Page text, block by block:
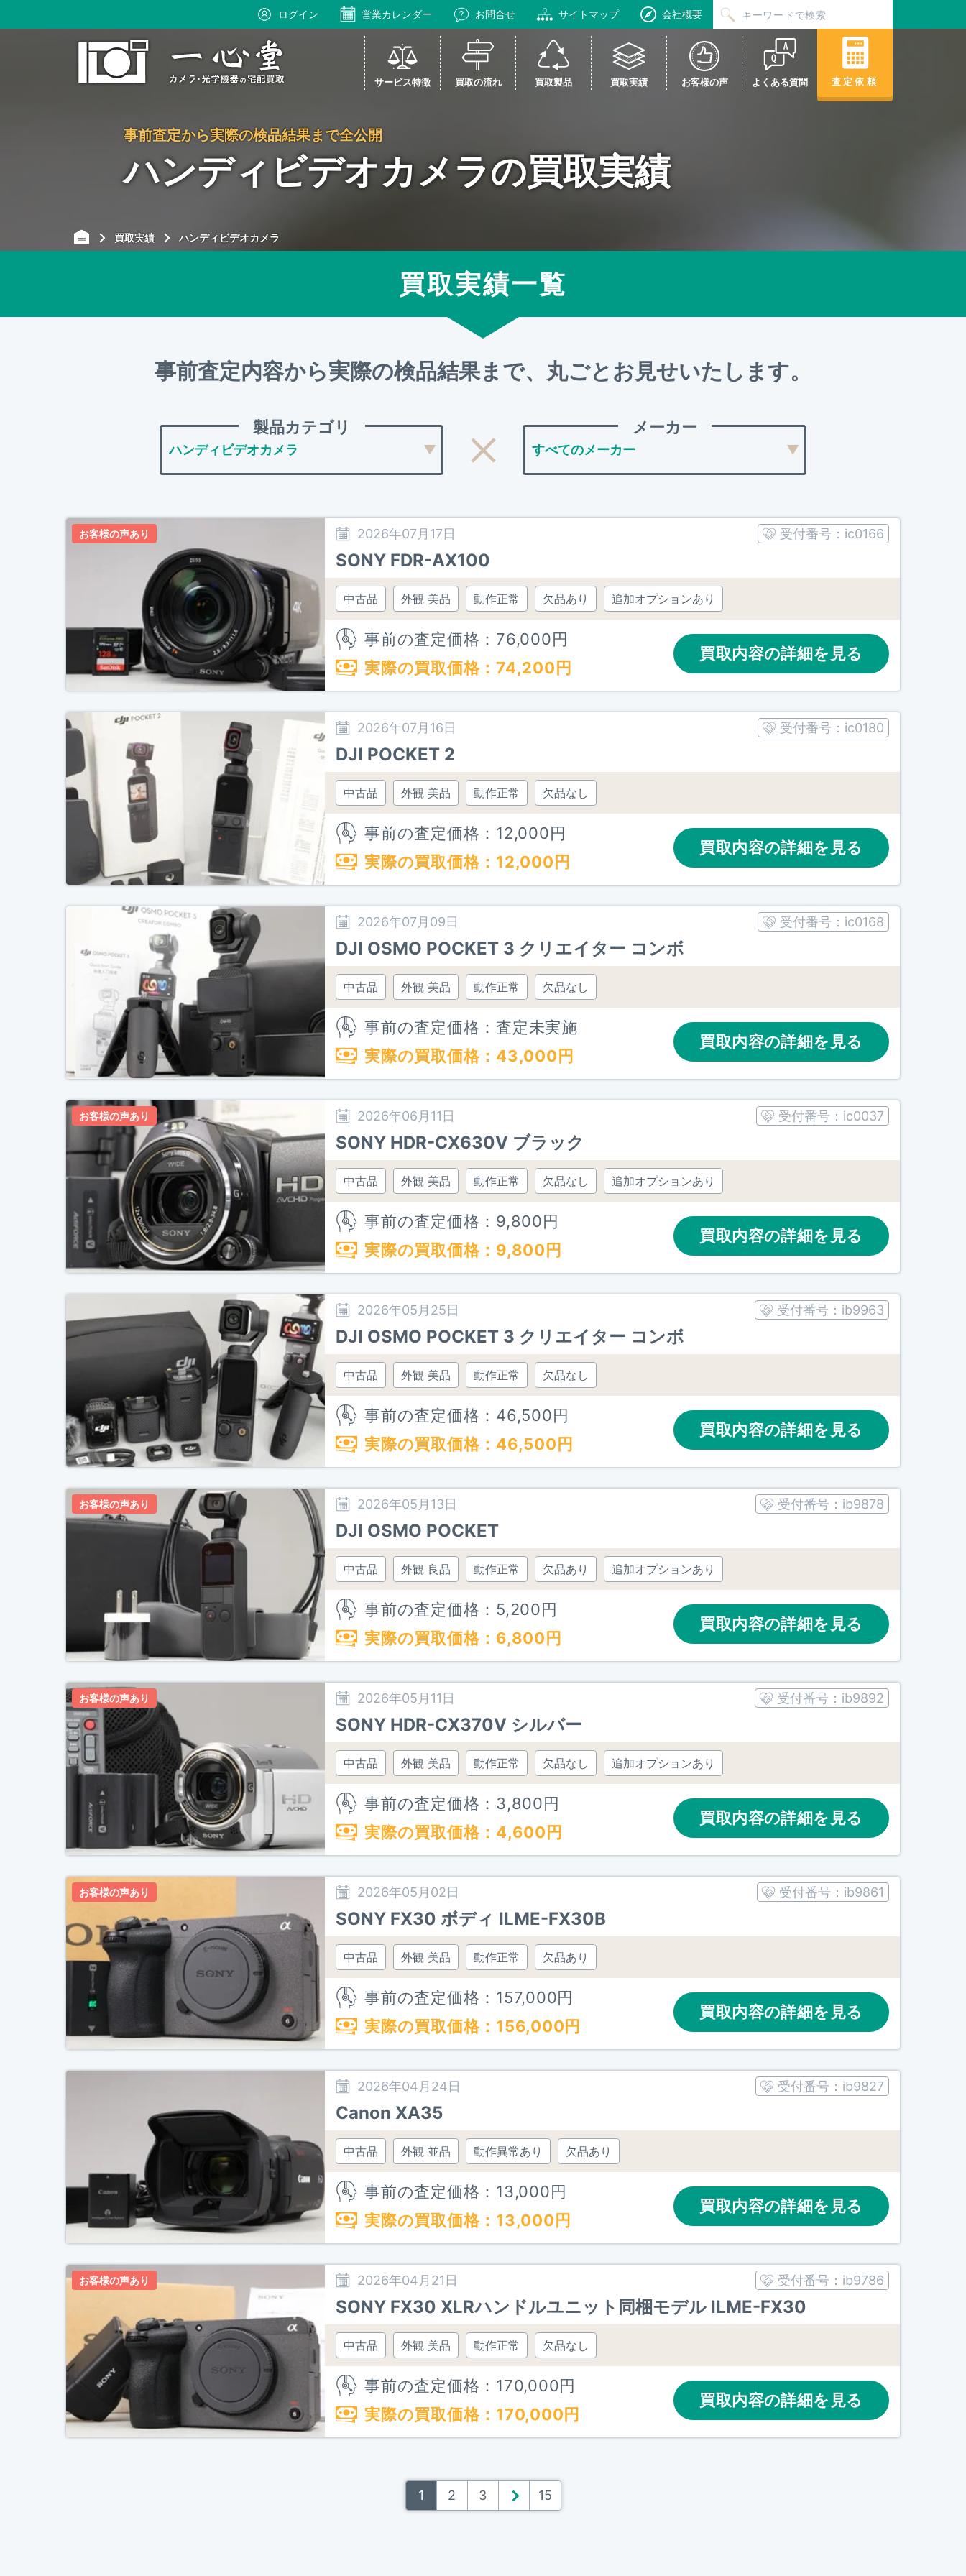
ログイン 営業カレンダー お問合せ サイトマップ 会社概要
サービス特徴 買取の流れ 買取製品 買取実績 お客様の声 よくある質問 査定依頼
事前査定から実際の検品結果まで全公開
ハンディビデオカメラの買取実績
買取実績 ハンディビデオカメラ
買取実績一覧
事前査定内容から実際の検品結果まで、 丸ごとお見せいたします。
製品カテゴリ メーカー
お客様の声あり 2026年07月17日 受付番号： ic0166
SONY FDR-AX100
中古品 外観 美品 動作正常 欠品あり 追加オプションあり
事前の査定価格： 76,000円
実際の買取価格： 74,200円
買取内容の詳細を見る
2026年07月16日 受付番号： ic0180
DJI POCKET 2
中古品 外観 美品 動作正常 欠品なし
事前の査定価格： 12,000円
実際の買取価格： 12,000円
買取内容の詳細を見る
2026年07月09日 受付番号： ic0168
DJI OSMO POCKET 3 クリエイター コンボ
中古品 外観 美品 動作正常 欠品なし
事前の査定価格：査定未実施
実際の買取価格： 43,000円
買取内容の詳細を見る
お客様の声あり 2026年06月11日 受付番号： ic0037
SONY HDR-CX630V ブラック
中古品 外観 美品 動作正常 欠品なし 追加オプションあり
事前の査定価格： 9,800円
実際の買取価格： 9,800円
買取内容の詳細を見る
2026年05月25日 受付番号： ib9963
DJI OSMO POCKET 3 クリエイター コンボ
中古品 外観 美品 動作正常 欠品なし
事前の査定価格： 46,500円
実際の買取価格： 46,500円
買取内容の詳細を見る
お客様の声あり 2026年05月13日 受付番号： ib9878
DJI OSMO POCKET
中古品 外観 良品 動作正常 欠品あり 追加オプションあり
事前の査定価格： 5,200円
実際の買取価格： 6,800円
買取内容の詳細を見る
お客様の声あり 2026年05月11日 受付番号： ib9892
SONY HDR-CX370V シルバー
中古品 外観 美品 動作正常 欠品なし 追加オプションあり
事前の査定価格： 3,800円
実際の買取価格： 4,600円
買取内容の詳細を見る
お客様の声あり 2026年05月02日 受付番号： ib9861
SONY FX30 ボディ ILME-FX30B
中古品 外観 美品 動作正常 欠品あり
事前の査定価格： 157,000円
実際の買取価格： 156,000円
買取内容の詳細を見る
2026年04月24日 受付番号： ib9827
Canon XA35
中古品 外観 並品 動作異常あり 欠品あり
事前の査定価格： 13,000円
実際の買取価格： 13,000円
買取内容の詳細を見る
お客様の声あり 2026年04月21日 受付番号： ib9786
SONY FX30 XLRハンドルユニット同梱モデル ILME-FX30
中古品 外観 美品 動作正常 欠品なし
事前の査定価格： 170,000円
実際の買取価格： 170,000円
買取内容の詳細を見る
1 2 3 ＞ 15